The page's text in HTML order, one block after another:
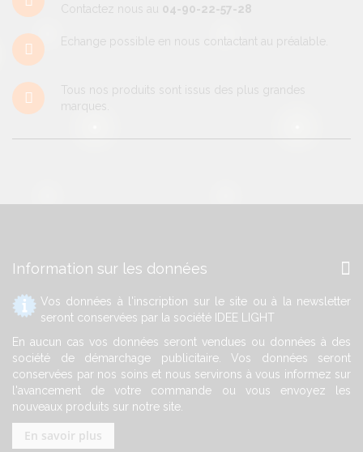
Contactez nous au 04-90-22-57-28
Echange possible en nous contactant au préalable.
Tous nos produits sont issus des plus grandes
marques.
Information sur les données
Vos données à l'inscription sur le site ou à la newsletter
seront conservées par la société IDEE LIGHT
En aucun cas vos données seront vendues ou données à des
société de démarchage publicitaire. Vos données seront
conservées par nos soins et nous servirons à vous informez sur
l'avancement de votre commande ou vous envoyez les
nouveaux produits sur notre site.
En savoir plus